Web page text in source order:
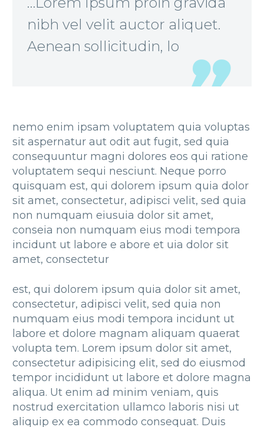
nibh vel velit auctor aliquet.
Aenean sollicitudin, lo
nemo enim ipsam voluptatem quia voluptas
sit aspernatur aut odit aut fugit, sed quia
consequuntur magni dolores eos qui ratione
voluptatem sequi nesciunt. Neque porro
quisquam est, qui dolorem ipsum quia dolor
sit amet, consectetur, adipisci velit, sed quia
non numquam eiusuia dolor sit amet,
conseia non numquam eius modi tempora
incidunt ut labore e abore et uia dolor sit
amet, consectetur
est, qui dolorem ipsum quia dolor sit amet,
consectetur, adipisci velit, sed quia non
numquam eius modi tempora incidunt ut
labore et dolore magnam aliquam quaerat
volupta tem. Lorem ipsum dolor sit amet,
consectetur adipisicing elit, sed do eiusmod
tempor incididunt ut labore et dolore magna
aliqua. Ut enim ad minim veniam, quis
nostrud exercitation ullamco laboris nisi ut
aliquip ex ea commodo consequat. Duis